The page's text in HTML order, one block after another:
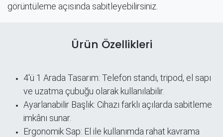
görüntüleme açısında sabitleyebilirsiniz.
Ürün Özellikleri
4'ü 1 Arada Tasarım: Telefon standı, tripod, el sapı
ve uzatma çubuğu olarak kullanılabilir.
Ayarlanabilir Başlık: Cihazı farklı açılarda sabitleme
imkânı sunar.
Ergonomik Sap: El ile kullanımda rahat kavrama